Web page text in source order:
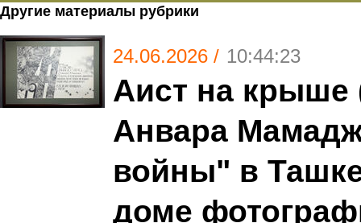
Другие материалы рубрики
24.06.2026 / 10:44:23
Аист на крыше
Анвара
войны" в
доме